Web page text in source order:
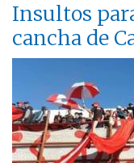
Insultos
cancha de